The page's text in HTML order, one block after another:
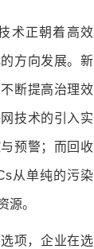
术正朝着高效
方向发展。新
断提高治理效
技术的引入实
预警；而回收
从单纯的污染
源。
项，企业在选